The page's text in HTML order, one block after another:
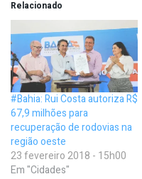
Relacionado
#Bahia: Rui Costa autoriza R$
67,9 milhões para
recuperação de rodovias na
região oeste
23 fevereiro 2018 - 15h00
Em "Cidades"